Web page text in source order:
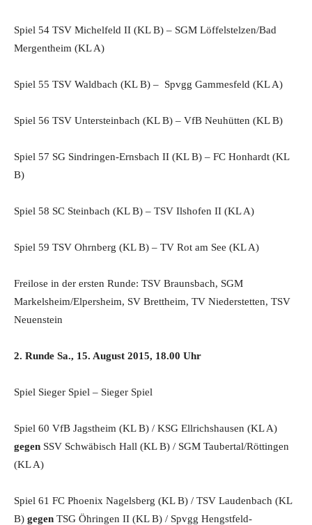
Spiel 54 TSV Michelfeld II (KL B) – SGM Löffelstelzen/Bad
Mergentheim (KL A)
Spiel 55 TSV Waldbach (KL B) – Spvgg Gammesfeld (KL A)
Spiel 56 TSV Untersteinbach (KL B) – VfB Neuhütten (KL B)
Spiel 57 SG Sindringen-Ernsbach II (KL B) – FC Honhardt (KL
B)
Spiel 58 SC Steinbach (KL B) – TSV Ilshofen II (KL A)
Spiel 59 TSV Ohrnberg (KL B) – TV Rot am See (KL A)
Freilose in der ersten Runde: TSV Braunsbach, SGM
Markelsheim/Elpersheim, SV Brettheim, TV Niederstetten, TSV
Neuenstein
2. Runde Sa., 15. August 2015, 18.00 Uhr
Spiel Sieger Spiel – Sieger Spiel
Spiel 60 VfB Jagstheim (KL B) / KSG Ellrichshausen (KL A)
gegen SSV Schwäbisch Hall (KL B) / SGM Taubertal/Röttingen
(KL A)
Spiel 61 FC Phoenix Nagelsberg (KL B) / TSV Laudenbach (KL
B) gegen TSG Öhringen II (KL B) / Spvgg Hengstfeld-